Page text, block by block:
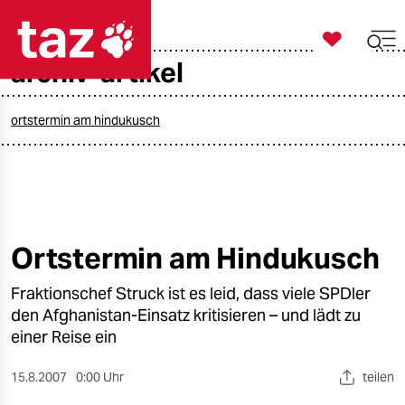
taz zahl ich
öko
gesellschaft
kultur
sport

taz zahl ich
archiv-artikel
ortstermin am hindukusch
Ortstermin am Hindukusch
Fraktionschef Struck ist es leid, dass viele SPDler
den Afghanistan-Einsatz kritisieren – und lädt zu
einer Reise ein
15.8.2007 0:00 Uhr teilen